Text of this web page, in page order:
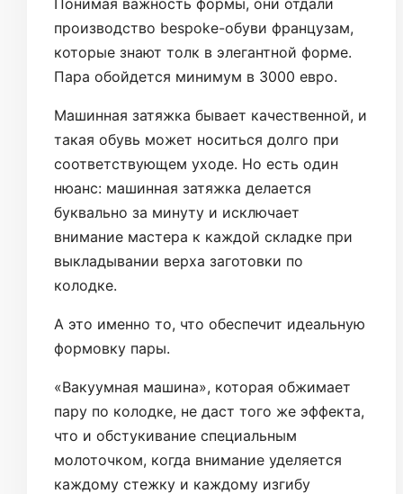
производство bespoke-обуви французам,
которые знают толк в элегантной форме.
Пара обойдется минимум в 3000 евро.
Машинная затяжка бывает качественной, и
такая обувь может носиться долго при
соответствующем уходе. Но есть один
нюанс: машинная затяжка делается
буквально за минуту и исключает
внимание мастера к каждой складке при
выкладывании верха заготовки по
колодке.
А это именно то, что обеспечит идеальную
формовку пары.
«Вакуумная машина», которая обжимает
пару по колодке, не даст того же эффекта,
что и обстукивание специальным
молоточком, когда внимание уделяется
каждому стежку и каждому изгибу